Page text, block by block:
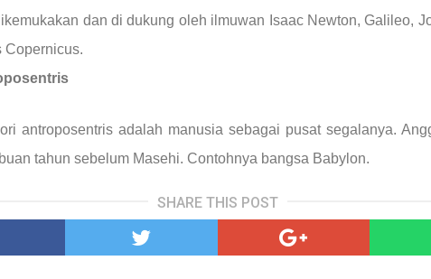
dan di dukung oleh ilmuwan Isaac Newton, Galileo,
Copernicus.
antroposentris adalah manusia sebagai pusat segalanya.
tahun sebelum Masehi. Contohnya bangsa Babylon.
SHARE THIS POST